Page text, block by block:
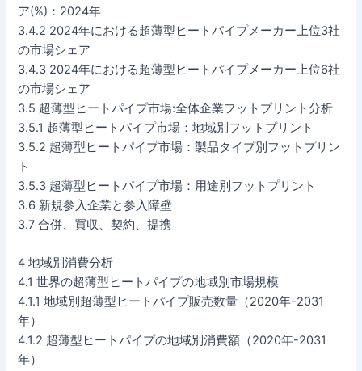
ア(%)：2024年
3.4.2 2024年における超薄型ヒートパイプメーカー上位3社
の市場シェア
3.4.3 2024年における超薄型ヒートパイプメーカー上位6社
の市場シェア
3.5 超薄型ヒートパイプ市場:全体企業フットプリント分析
3.5.1 超薄型ヒートパイプ市場：地域別フットプリント
3.5.2 超薄型ヒートパイプ市場：製品タイプ別フットプリン
ト
3.5.3 超薄型ヒートパイプ市場：用途別フットプリント
3.6 新規参入企業と参入障壁
3.7 合併、買収、契約、提携
4 地域別消費分析
4.1 世界の超薄型ヒートパイプの地域別市場規模
4.1.1 地域別超薄型ヒートパイプ販売数量（2020年-2031
年）
4.1.2 超薄型ヒートパイプの地域別消費額（2020年-2031
年）